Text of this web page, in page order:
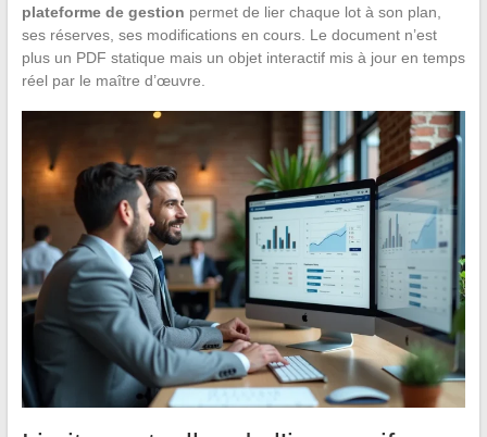
plateforme de gestion permet de lier chaque lot à son plan,
ses réserves, ses modifications en cours. Le document n’est
plus un PDF statique mais un objet interactif mis à jour en temps
réel par le maître d’œuvre.